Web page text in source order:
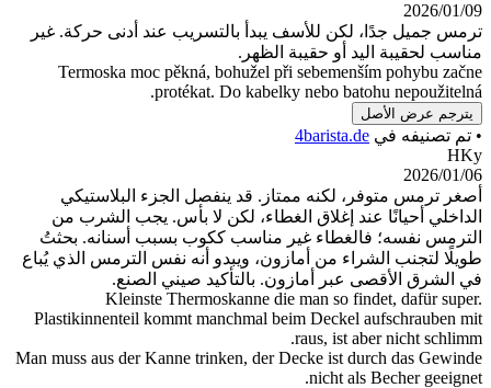
لكن للأسف يبدأ بالتسريب عند أدنى حركة. غير
أو حقيبة الظهر.
Termoska moc pěkná, bohužel při
protékat. Do kabelky nebo
4barista.de
لكنه ممتاز. قد ينفصل الجزء البلاستيكي
عند إغلاق الغطاء، لكن لا بأس. يجب الشرب من
فالغطاء غير مناسب ككوب بسبب أسنانه. بحثتُ
من أمازون، ويبدو أنه نفس الترمس الذي يُباع
عبر أمازون. بالتأكيد صيني الصنع.
Kleinste Thermoskanne die man so
Plastikinnenteil kommt manchmal beim Deckel
raus, ist
Man muss aus der Kanne trinken, der Decke ist
nicht als